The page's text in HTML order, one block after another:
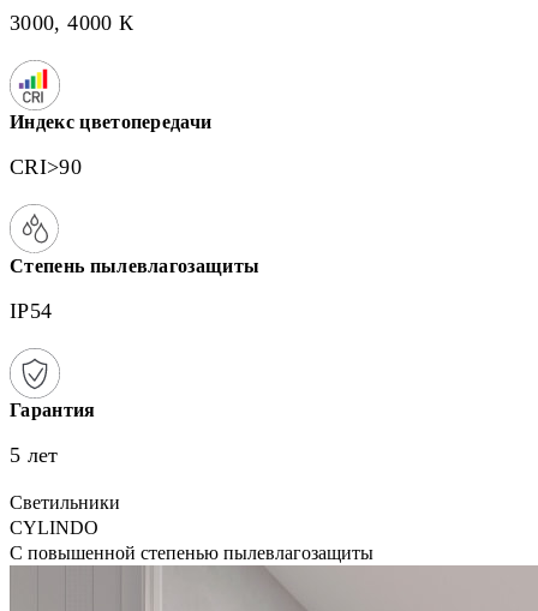
3000, 4000 К
Индекс цветопередачи
CRI>90
Степень пылевлагозащиты
IP54
Гарантия
5 лет
Светильники
CYLINDO
С повышенной степенью пылевлагозащиты